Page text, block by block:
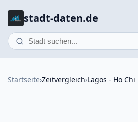
stadt-daten.de
Startseite›Zeitvergleich›Lagos - Ho